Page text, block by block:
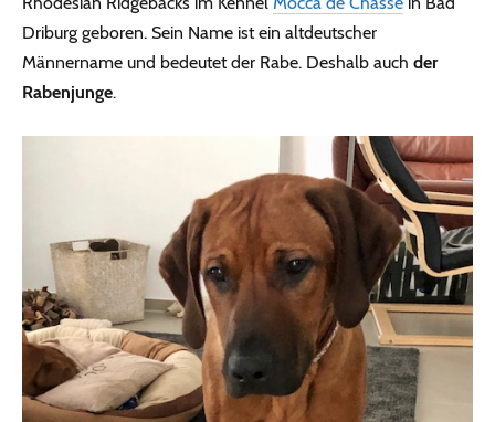
Driburg geboren. Sein Name ist ein altdeutscher
Männername und bedeutet der Rabe. Deshalb auch der
Rabenjunge.